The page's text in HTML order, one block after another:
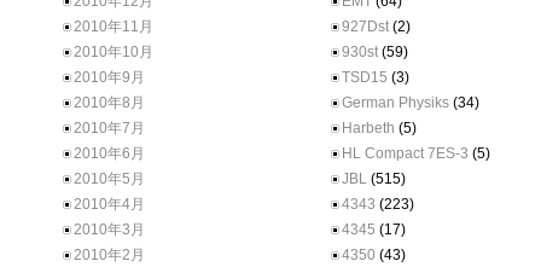
2010年11月
2010年10月
2010年9月
2010年8月
2010年7月
2010年6月
2010年5月
2010年4月
2010年3月
2010年2月
927Dst (2)
930st (59)
TSD15 (3)
German Physiks (34)
Harbeth (5)
HL Compact 7ES-3 (5)
JBL (515)
4343 (223)
4345 (17)
4350 (43)